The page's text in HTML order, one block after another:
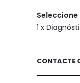
1 x
CONTACTE